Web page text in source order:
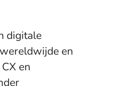
digitale
en
en